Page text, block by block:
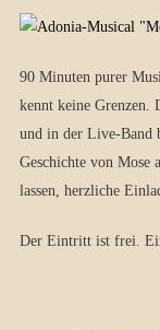
90 Minuten purer
kennt keine Grenzen.
und in der Live-Band
Geschichte von Mose
lassen, herzliche
Der Eintritt ist frei.